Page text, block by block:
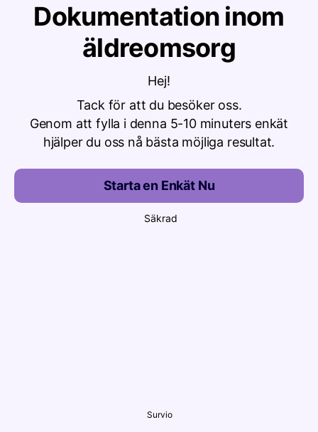
Dokumentation inom
äldreomsorg
Hej!
Tack för att du besöker oss.
Genom att fylla i denna 5-10 minuters enkät
hjälper du oss nå bästa möjliga resultat.
Starta en Enkät Nu
Säkrad
Survio